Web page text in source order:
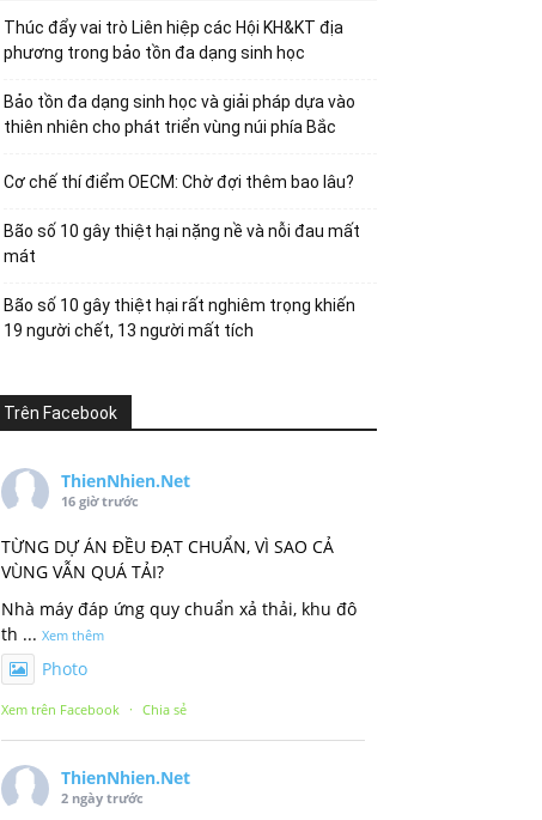
Thúc đẩy vai trò Liên hiệp các Hội KH&KT địa
phương trong bảo tồn đa dạng sinh học
Bảo tồn đa dạng sinh học và giải pháp dựa vào
thiên nhiên cho phát triển vùng núi phía Bắc
Cơ chế thí điểm OECM: Chờ đợi thêm bao lâu?
Bão số 10 gây thiệt hại nặng nề và nỗi đau mất
mát
Bão số 10 gây thiệt hại rất nghiêm trọng khiến
19 người chết, 13 người mất tích
Trên Facebook
ThienNhien.Net
16 giờ trước
TỪNG DỰ ÁN ĐỀU ĐẠT CHUẨN, VÌ SAO CẢ
VÙNG VẪN QUÁ TẢI?
Nhà máy đáp ứng quy chuẩn xả thải, khu đô
th ... Xem thêm
Photo
Xem trên Facebook · Chia sẻ
ThienNhien.Net
2 ngày trước